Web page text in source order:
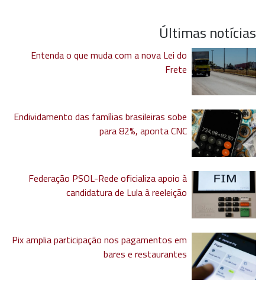
Últimas notícias
Entenda o que muda com a nova Lei do
Frete
Endividamento das famílias brasileiras sobe
para 82%, aponta CNC
Federação PSOL-Rede oficializa apoio à
candidatura de Lula à reeleição
Pix amplia participação nos pagamentos em
bares e restaurantes